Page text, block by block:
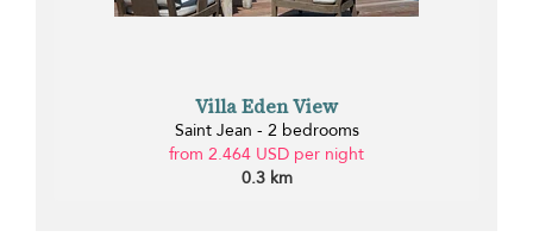
Villa Eden View
Saint Jean - 2 bedrooms
from 2.464 USD per night
0.3 km